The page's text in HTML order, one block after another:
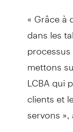
« Grâce à
dans les
mettons
LCBA qui
clients et
servons